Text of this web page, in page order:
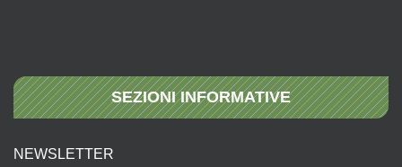
SEZIONI INFORMATIVE
NEWSLETTER